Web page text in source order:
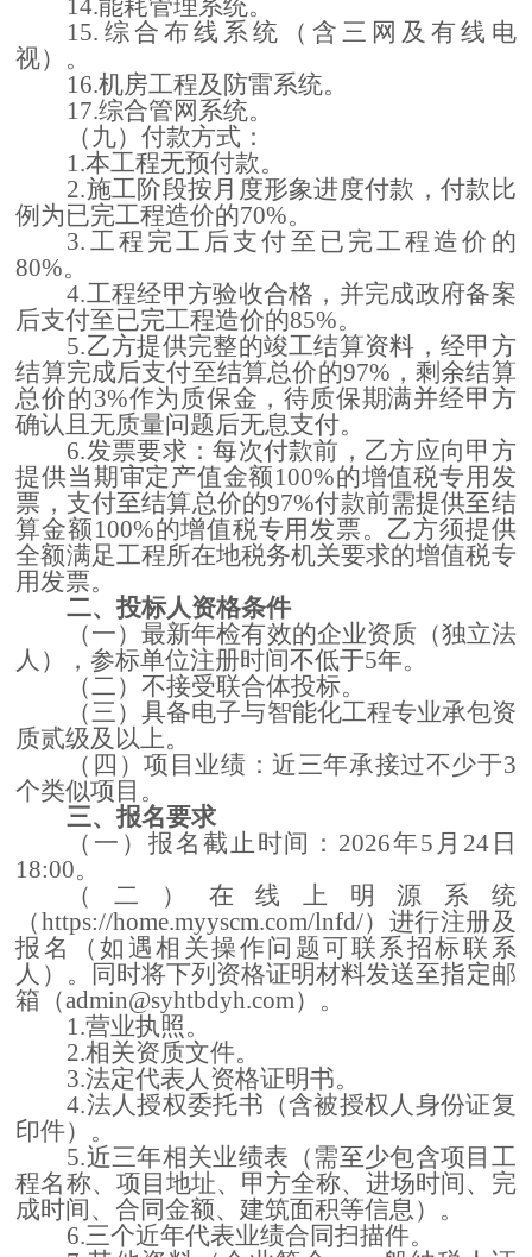
14.能耗管理系统。
15.综合布线系统（含三网及有线电
视） 。
16.机房工程及防雷系统。
17.综合管网系统。
（九）付款方式：
1.本工程无预付款。
2.施工阶段按月度形象进度付款，付款比
例为已完工程造价的70%。
3. 工程完工后支付至已完工程造价的
80%。
4.工程经甲方验收合格，并完成政府备案
后支付至已完工程造价的85%。
5.乙方提供完整的竣工结算资料，经甲方
结算完成后支付至结算总价的97%，剩余结算
总价的3%作为质保金，待质保期满并经甲方
确认且无质量问题后无息支付。
6.发票要求：每次付款前，乙方应向甲方
提供当期审定产值金额100%的增值税专用发
票，支付至结算总价的97%付款前需提供至结
算金额100%的增值税专用发票。乙方须提供
全额满足工程所在地税务机关要求的增值税专
用发票。
二、投标人资格条件
（一）最新年检有效的企业资质（独立法
人），参标单位注册时间不低于5年。
（二）不接受联合体投标。
（三）具备电子与智能化工程专业承包资
质贰级及以上。
（四）项目业绩：近三年承接过不少于3
个类似项目。
三、报名要求
（ 一 ）报名 截止时间： 2026年5 月 24日
18:00。
（二 ） 在线上明源系统
（https://home.myyscm.com/lnfd/）进行注册及
报名
（如遇相关操作问题可联系招标联系
人 ）。 同时将下列资格证明材料发送至指定邮
箱（admin@syhtbdyh.com）。
1.营业执照。
2.相关资质文件。
3.法定代表人资格证明书。
4.法人授权委托书（含被授权人身份证复
印件） 。
5.近三年相关业绩表（需至少包含项目工
程名称、项目地址、甲方全称、进场时间、完
成时间、合同金额、建筑面积等信息） 。
6.三个近年代表业绩合同扫描件。